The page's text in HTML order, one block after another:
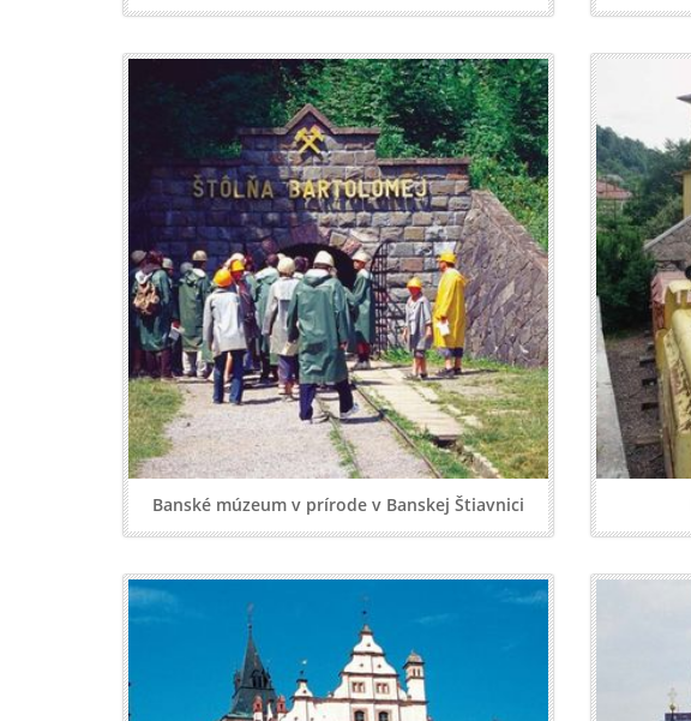
Banské múzeum v prírode v Banskej Štiavnici